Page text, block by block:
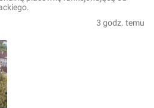
3 godz. temu